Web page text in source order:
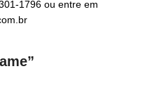
1796 ou entre em